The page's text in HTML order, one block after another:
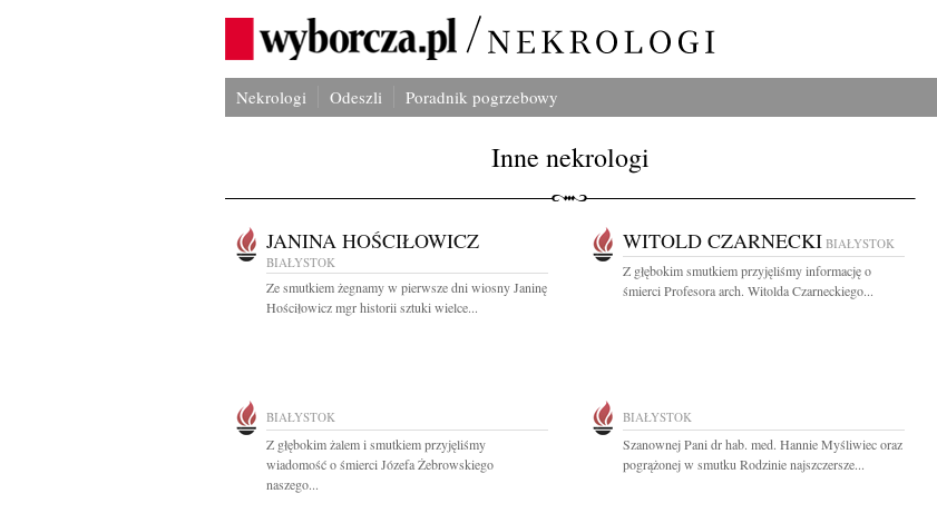
Nekrologi Odeszli Poradnik pogrzebowy
Inne nekrologi
JANINA HOŚCIŁOWICZ
BIAŁYSTOK
Ze smutkiem żegnamy w pierwsze dni wiosny Janinę
Hościłowicz mgr historii sztuki wielce...
WITOLD CZARNECKI BIAŁYSTOK
Z głębokim smutkiem przyjęliśmy informację o
śmierci Profesora arch. Witolda Czarneckiego...
BIAŁYSTOK
Z głębokim żalem i smutkiem przyjęliśmy
wiadomość o śmierci Józefa Żebrowskiego
naszego...
BIAŁYSTOK
Szanownej Pani dr hab. med. Hannie Myśliwiec oraz
pogrążonej w smutku Rodzinie najszczersze...